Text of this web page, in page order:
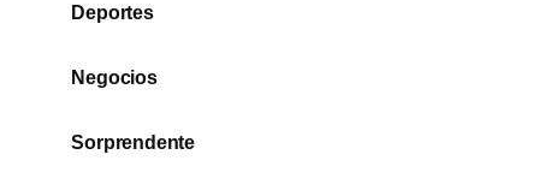
Deportes
Negocios
Sorprendente